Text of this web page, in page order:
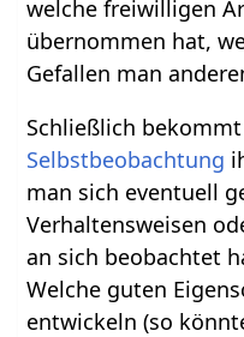
welche freiwilligen
übernommen hat,
Gefallen man
Schließlich
Selbstbeobachtung
man sich eventuell
Verhaltensweisen
an sich beobachtet
Welche guten
entwickeln (so